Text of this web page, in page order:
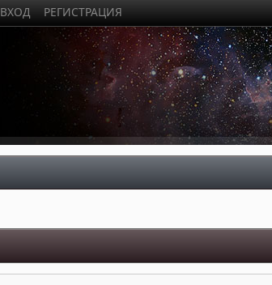
ВХОД РЕГИСТРАЦИЯ